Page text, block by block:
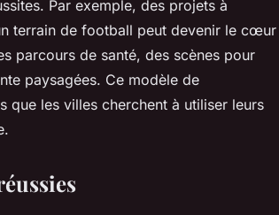
Par exemple, des projets à
terrain de football peut devenir le cœur
parcours de santé, des scènes pour
paysagées. Ce modèle de
que les villes cherchent à utiliser leurs